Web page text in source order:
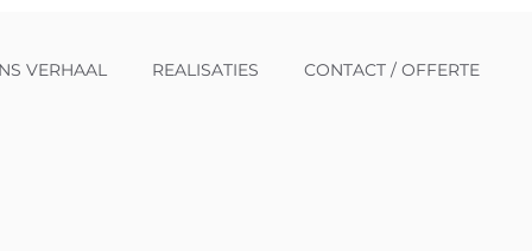
VERHAAL REALISATIES CONTACT / OFFERTE